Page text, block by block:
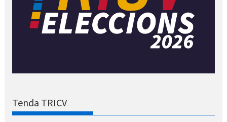
Tenda TRICV